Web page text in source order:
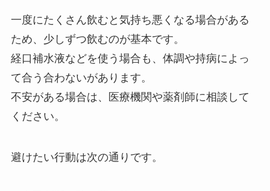
一度にたくさん飲むと気持ち悪くなる場合がある
ため、少しずつ飲むのが基本です。
経口補水液などを使う場合も、体調や持病によっ
て合う合わないがあります。
不安がある場合は、医療機関や薬剤師に相談して
ください。
避けたい行動は次の通りです。